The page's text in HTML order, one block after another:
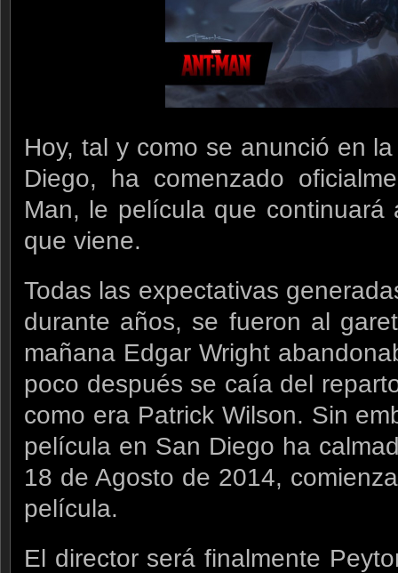
Hoy, tal y como se anunció en
Diego, ha comenzado
Man, le película que
que viene.
Todas las expectativas
durante años, se fueron al
mañana Edgar Wright
poco después se caía del
como era Patrick Wilson. Sin
película en San Diego ha
18 de Agosto de 2014,
película.
El director será finalmente